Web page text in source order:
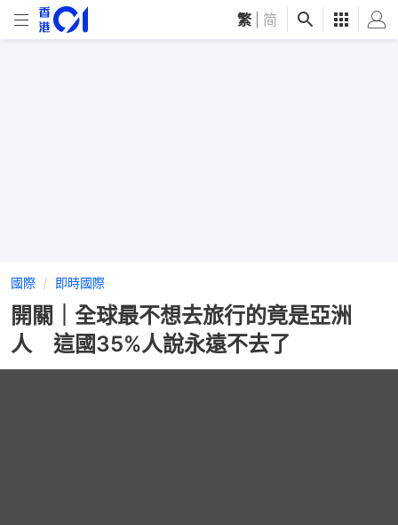
繁 简
國際 即時國際
開關｜全球最不想去旅行的竟是亞洲
人 這國35%人說永遠不去了